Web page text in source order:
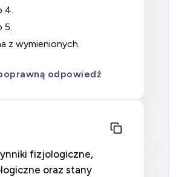
4.
5.
z wymienionych.
odpowiedź
fizjologiczne,
oraz stany